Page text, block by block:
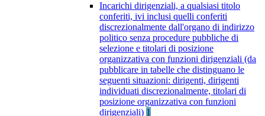
Incarichi dirigenziali, a qualsiasi titolo
conferiti, ivi inclusi quelli conferiti
discrezionalmente dall'organo di indirizzo
politico senza procedure pubbliche di
selezione e titolari di posizione
organizzativa con funzioni dirigenziali (da
pubblicare in tabelle che distinguano le
seguenti situazioni: dirigenti, dirigenti
individuati discrezionalmente, titolari di
posizione organizzativa con funzioni
dirigenziali) 1